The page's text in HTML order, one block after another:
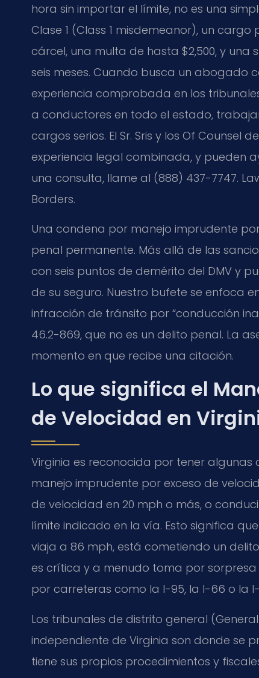
hora sin importar el límite, no es una
Clase 1 (Class 1 misdemeanor), un
cárcel, una multa de hasta $2,500, y
seis meses. Cuando busca un abogado
experiencia comprobada en los tribunales
a conductores en todo el estado,
cargos serios. El Sr. Sris y los Of Counsel
experiencia legal combinada, y pueden
una consulta, llame al (888) 437-7747.
Borders.
Una condena por manejo imprudente
penal permanente. Más allá de las
con seis puntos de demérito del DMV y
de su seguro. Nuestro bufete se enfoca
infracción de tránsito por “conducción
46.2-869, que no es un delito penal. La
momento en que recibe una citación.
Lo que significa el
de Velocidad en
Virginia es reconocida por tener algunas
manejo imprudente por exceso de
de velocidad en 20 mph o más, o
límite indicado en la vía. Esto significa
viaja a 86 mph, está cometiendo un
es crítica y a menudo toma por
por carreteras como la I-95, la I-66 o la I-
Los tribunales de distrito general
independiente de Virginia son donde se
tiene sus propios procedimientos y